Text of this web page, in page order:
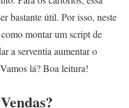
bastante útil. Por isso, neste
montar um script de
a serventia aumentar o
lá? Boa leitura!